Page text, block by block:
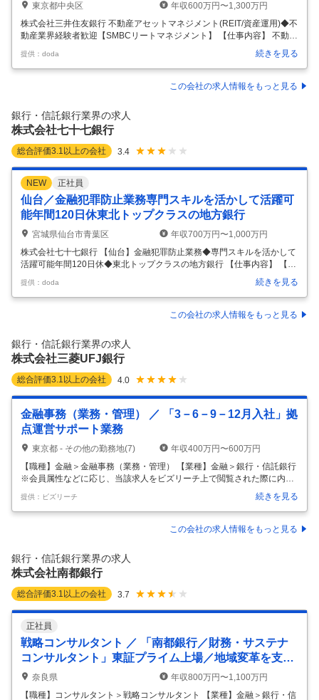
東京都中央区
年収600万円〜1,300万円
株式会社三井住友銀行 不動産アセットマネジメント(REIT/資産運用)◆不
動産業界経験者歓迎【SMBCリートマネジメント】 【仕事内容】 不動産
アセットマネジメント(REIT/資産運用)◆不動産業界経験者歓迎【SMBC
リートマネジメント】 【具体的な仕事内容】 ～不動産アセットマネジメ
ント、デベロッパー、仲介、コンサルティング等の経験があり、銀行の
顧客基盤等を背景とする幅広いプレイグラウンドで活躍したい方のご応
理全般 ・テナント管理、リーシング活動企画 ・修繕及びCapex計画の立
案 ・賃貸不動産の収支計画の立案・管理 ・RE
提供：doda 続きを見る
この会社の求人情報をもっと見る
銀行・信託銀行業界の求人
株式会社七十七銀行
総合評価3.1 以上の会社 3.4
NEW 正社員
仙台／金融犯罪防止業務専門スキルを活かして活躍可
能年間120日休東北トップクラスの地方銀行
宮城県仙台市青葉区
年収700万円〜1,000万円
株式会社七十七銀行 【仙台】金融犯罪防止業務◆専門スキルを活かして
活躍可能年間120日休◆東北トップクラスの地方銀行 【仕事内容】 【仙
台】金融犯罪防止業務◆専門スキルを活かして活躍可能年間120日休◆
東北トップクラスの地方銀行 【具体的な仕事内容】 ～東北トップクラス
の地方銀行／同業界での経験を活かせる／年間休日120日・土日祝休み
でワークライフバランス新たな事業にも積極的に挑戦～ ■業務内容： 金
守るため、金融犯罪防止に関する業務全般を担当いただきます。 ■業務
詳細： 【入社直後】 ◇金融犯罪対策課における実務全般への参画 ◇
提供：doda 続きを見る
この会社の求人情報をもっと見る
銀行・信託銀行業界の求人
株式会社三菱UFJ銀行
総合評価3.1 以上の会社 4.0
金融事務（業務・管理） ／ 「3－6－9－12月入社」拠
点運営サポート業務
東京都 - その他の勤務地(7)
年収400万円〜600万円
【職種】金融＞金融事務（業務・管理） 【業種】金融＞銀行・信託銀行
※会員属性などに応じ、当該求人をビズリーチ上で閲覧された際に内容
が異なる場合があります 【業務内容】 国内の拠点やセンター・オフィス
に在籍し、事務全般と拠点運営サポート業務を担当していただきます。
入社時期は3月・6月・9月・12月からご選択いただくことが可能です。
■拠点で発生する広範囲の事務業務（預金や諸届書類準備、融資事務の
務 ■必要に応じてメールや電話等によるお客さまとの折衝 【キャリアパ
ス】 ご本人が希望する場合は入社後に他領域職種へ挑戦することも可能
…
提供：ビズリーチ 続きを見る
この会社の求人情報をもっと見る
銀行・信託銀行業界の求人
株式会社南都銀行
総合評価3.1 以上の会社 3.7
正社員
戦略コンサルタント ／ 「南都銀行／財務・サステナ
コンサルタント」東証プライム上場／地域変革を支え
る盤石な基盤／年休124日／副業可／フレックス制度
奈良県
年収800万円〜1,100万円
【職種】コンサルタント＞戦略コンサルタント 【業種】金融＞銀行・信